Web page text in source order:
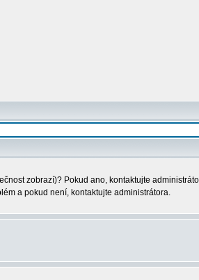
zobrazí)? Pokud ano, kontaktujte
a pokud není, kontaktujte administrátora.